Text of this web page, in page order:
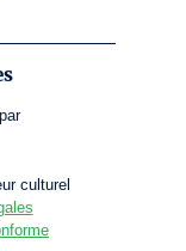
culturel